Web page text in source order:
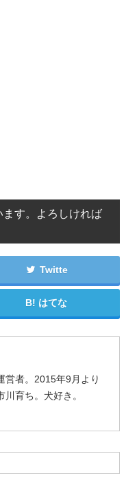
す。よろしければ
Twitte
はてな
営者。2015年9月より
育ち。犬好き。